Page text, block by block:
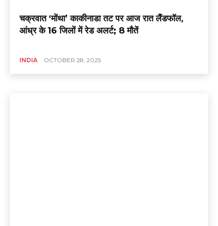
चक्रवात ‘मोंथा’ काकीनाडा तट पर आज रात लैंडफॉल,
आंध्र के 16 जिलों में रेड अलर्ट; 8 मौतें
INDIA OCTOBER 28, 2025